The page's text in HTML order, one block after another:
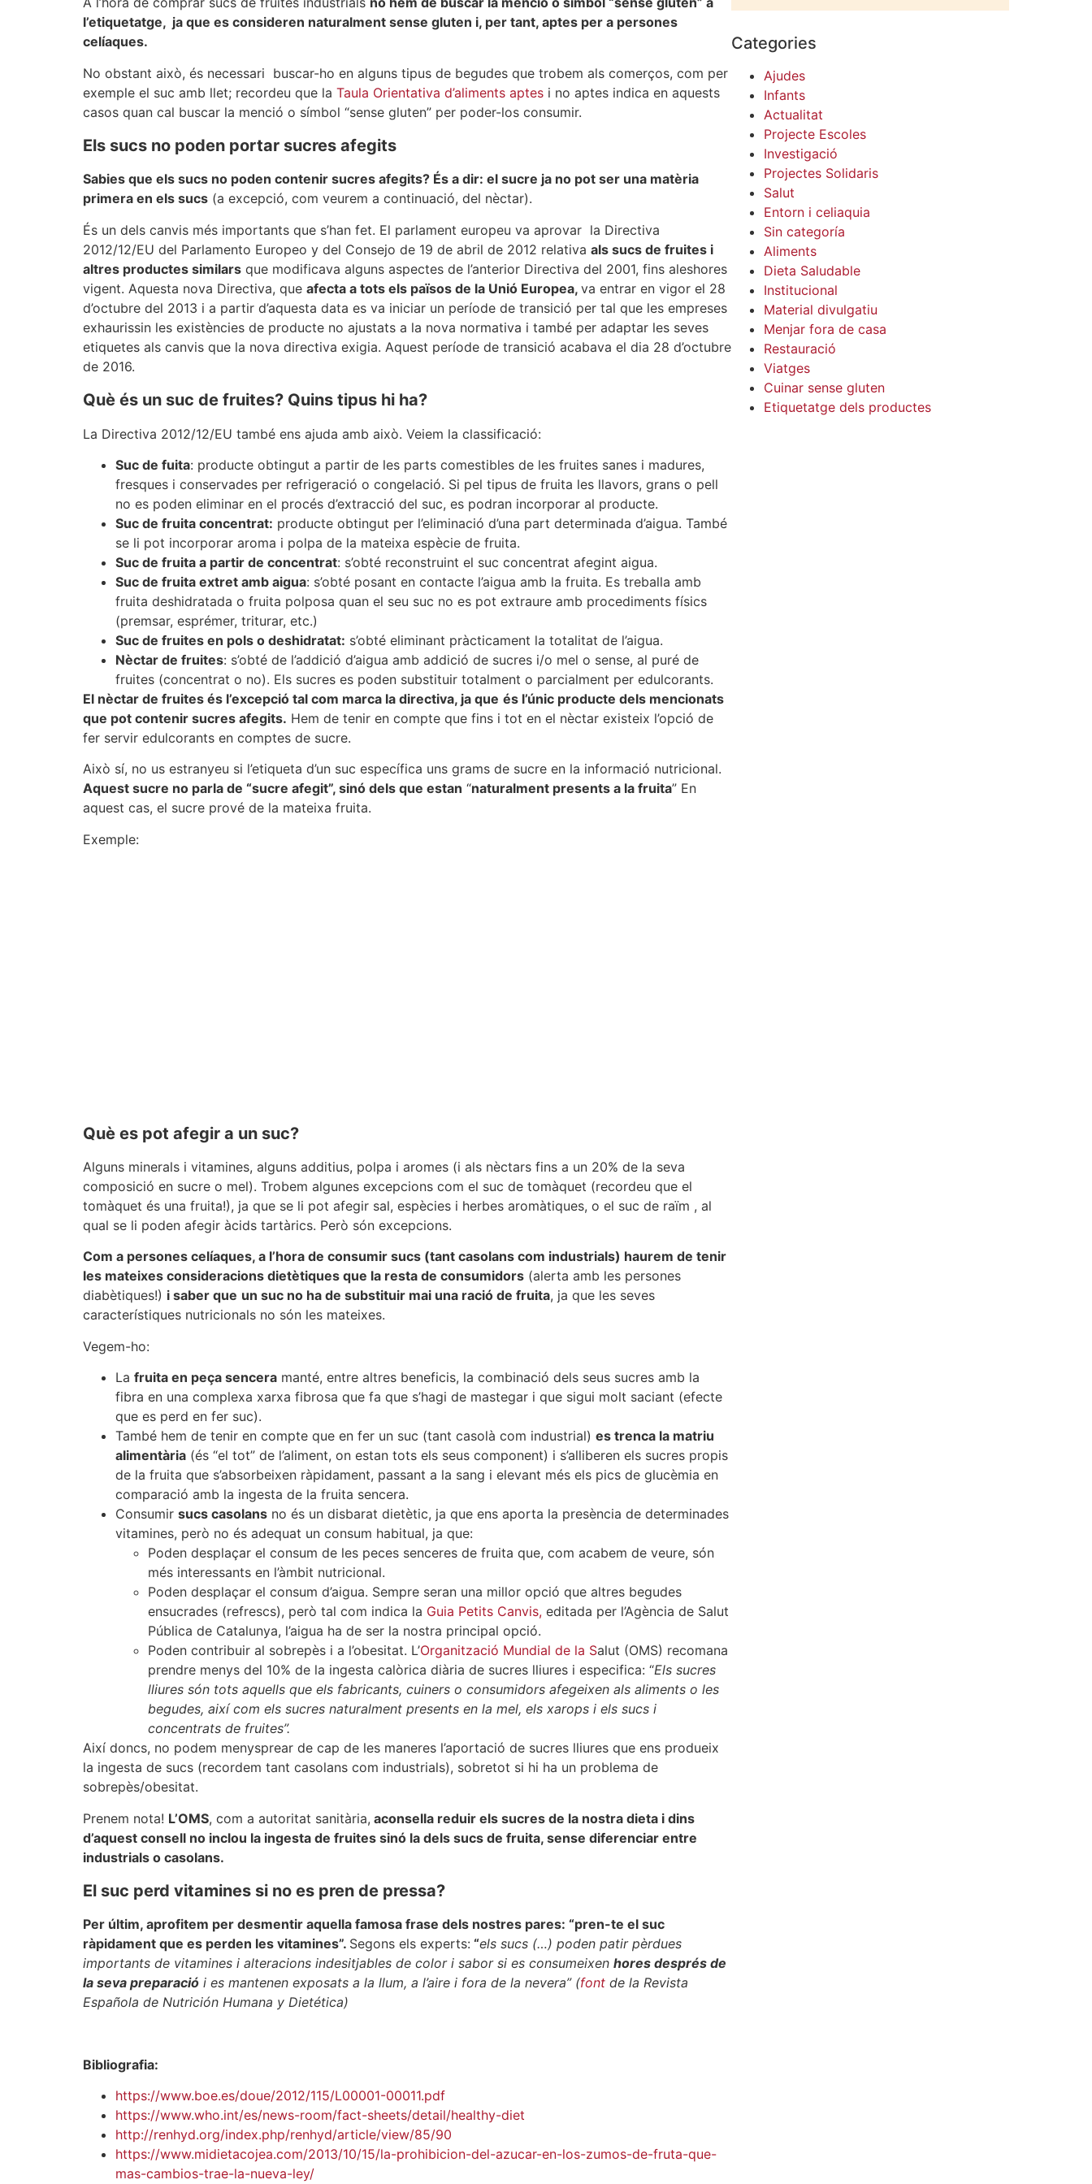
l’etiquetatge, ja que es consideren naturalment sense gluten i, per tant, aptes per a persones
celíaques.
No obstant això, és necessari buscar-ho en alguns tipus de begudes que trobem als comerços, com per
exemple el suc amb llet; recordeu que la Taula Orientativa d’aliments aptes i no aptes indica en aquests
casos quan cal buscar la menció o símbol “sense gluten” per poder-los consumir.
Els sucs no poden portar sucres afegits
Sabies que els sucs no poden contenir sucres afegits? És a dir: el sucre ja no pot ser una matèria
primera en els sucs (a excepció, com veurem a continuació, del nèctar).
És un dels canvis més importants que s’han fet. El parlament europeu va aprovar la Directiva
2012/12/EU del Parlamento Europeo y del Consejo de 19 de abril de 2012 relativa als sucs de fruites i
altres productes similars que modificava alguns aspectes de l’anterior Directiva del 2001, fins aleshores
vigent. Aquesta nova Directiva, que afecta a tots els països de la Unió Europea, va entrar en vigor el 28
d’octubre del 2013 i a partir d’aquesta data es va iniciar un període de transició per tal que les empreses
exhaurissin les existències de producte no ajustats a la nova normativa i també per adaptar les seves
etiquetes als canvis que la nova directiva exigia. Aquest període de transició acabava el dia 28 d’octubre
de 2016.
Què és un suc de fruites? Quins tipus hi ha?
La Directiva 2012/12/EU també ens ajuda amb això. Veiem la classificació:
Suc de fuita: producte obtingut a partir de les parts comestibles de les fruites sanes i madures,
fresques i conservades per refrigeració o congelació. Si pel tipus de fruita les llavors, grans o pell
no es poden eliminar en el procés d’extracció del suc, es podran incorporar al producte.
Suc de fruita concentrat: producte obtingut per l’eliminació d’una part determinada d’aigua. També
se li pot incorporar aroma i polpa de la mateixa espècie de fruita.
Suc de fruita a partir de concentrat: s’obté reconstruint el suc concentrat afegint aigua.
Suc de fruita extret amb aigua: s’obté posant en contacte l’aigua amb la fruita. Es treballa amb
fruita deshidratada o fruita polposa quan el seu suc no es pot extraure amb procediments físics
(premsar, esprémer, triturar, etc.)
Suc de fruites en pols o deshidratat: s’obté eliminant pràcticament la totalitat de l’aigua.
Nèctar de fruites: s’obté de l’addició d’aigua amb addició de sucres i/o mel o sense, al puré de
fruites (concentrat o no). Els sucres es poden substituir totalment o parcialment per edulcorants.
El nèctar de fruites és l’excepció tal com marca la directiva, ja que és l’únic producte dels mencionats
que pot contenir sucres afegits. Hem de tenir en compte que fins i tot en el nèctar existeix l’opció de
fer servir edulcorants en comptes de sucre.
Això sí, no us estranyeu si l’etiqueta d’un suc específica uns grams de sucre en la informació nutricional.
Aquest sucre no parla de “sucre afegit”, sinó dels que estan “naturalment presents a la fruita” En
aquest cas, el sucre prové de la mateixa fruita.
Exemple:
Què es pot afegir a un suc?
Alguns minerals i vitamines, alguns additius, polpa i aromes (i als nèctars fins a un 20% de la seva
composició en sucre o mel). Trobem algunes excepcions com el suc de tomàquet (recordeu que el
tomàquet és una fruita!), ja que se li pot afegir sal, espècies i herbes aromàtiques, o el suc de raïm , al
qual se li poden afegir àcids tartàrics. Però són excepcions.
Com a persones celíaques, a l’hora de consumir sucs (tant casolans com industrials) haurem de tenir
les mateixes consideracions dietètiques que la resta de consumidors (alerta amb les persones
diabètiques!) i saber que un suc no ha de substituir mai una ració de fruita, ja que les seves
característiques nutricionals no són les mateixes.
Vegem-ho:
La fruita en peça sencera manté, entre altres beneficis, la combinació dels seus sucres amb la
fibra en una complexa xarxa fibrosa que fa que s’hagi de mastegar i que sigui molt saciant (efecte
que es perd en fer suc).
També hem de tenir en compte que en fer un suc (tant casolà com industrial) es trenca la matriu
alimentària (és “el tot” de l’aliment, on estan tots els seus component) i s’alliberen els sucres propis
de la fruita que s’absorbeixen ràpidament, passant a la sang i elevant més els pics de glucèmia en
comparació amb la ingesta de la fruita sencera.
Consumir sucs casolans no és un disbarat dietètic, ja que ens aporta la presència de determinades
vitamines, però no és adequat un consum habitual, ja que:
Poden desplaçar el consum de les peces senceres de fruita que, com acabem de veure, són
més interessants en l’àmbit nutricional.
Poden desplaçar el consum d’aigua. Sempre seran una millor opció que altres begudes
ensucrades (refrescs), però tal com indica la Guia Petits Canvis, editada per l’Agència de Salut
Pública de Catalunya, l’aigua ha de ser la nostra principal opció.
Poden contribuir al sobrepès i a l’obesitat. L’Organització Mundial de la Salut (OMS) recomana
prendre menys del 10% de la ingesta calòrica diària de sucres lliures i especifica: “Els sucres
lliures són tots aquells que els fabricants, cuiners o consumidors afegeixen als aliments o les
begudes, així com els sucres naturalment presents en la mel, els xarops i els sucs i
concentrats de fruites”.
Així doncs, no podem menysprear de cap de les maneres l’aportació de sucres lliures que ens produeix
la ingesta de sucs (recordem tant casolans com industrials), sobretot si hi ha un problema de
sobrepès/obesitat.
Prenem nota! L’OMS, com a autoritat sanitària, aconsella reduir els sucres de la nostra dieta i dins
d’aquest consell no inclou la ingesta de fruites sinó la dels sucs de fruita, sense diferenciar entre
industrials o casolans.
El suc perd vitamines si no es pren de pressa?
Per últim, aprofitem per desmentir aquella famosa frase dels nostres pares: “pren-te el suc
ràpidament que es perden les vitamines”. Segons els experts: “els sucs (…) poden patir pèrdues
importants de vitamines i alteracions indesitjables de color i sabor si es consumeixen hores després de
la seva preparació i es mantenen exposats a la llum, a l’aire i fora de la nevera” (font de la Revista
Española de Nutrición Humana y Dietética)
Bibliografia:
https://www.boe.es/doue/2012/115/L00001-00011.pdf
https://www.who.int/es/news-room/fact-sheets/detail/healthy-diet
http://renhyd.org/index.php/renhyd/article/view/85/90
https://www.midietacojea.com/2013/10/15/la-prohibicion-del-azucar-en-los-zumos-de-fruta-que-
mas-cambios-trae-la-nueva-ley/
Categories
Ajudes
Infants
Actualitat
Projecte Escoles
Investigació
Projectes Solidaris
Salut
Entorn i celiaquia
Sin categoría
Aliments
Dieta Saludable
Institucional
Material divulgatiu
Menjar fora de casa
Restauració
Viatges
Cuinar sense gluten
Etiquetatge dels productes